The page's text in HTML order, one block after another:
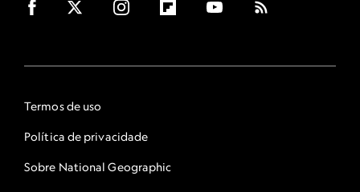
Termos de uso
Política de privacidade
Sobre National Geographic